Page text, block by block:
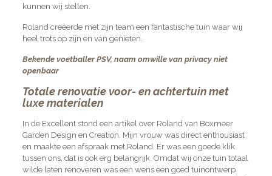
kunnen wij stellen.
Roland creëerde met zijn team een fantastische tuin waar wij
heel trots op zijn en van genieten.
Bekende voetballer PSV, naam omwille van privacy niet
openbaar
Totale renovatie voor- en achtertuin met
luxe materialen
In de Excellent stond een artikel over Roland van Boxmeer
Garden Design en Creation. Mijn vrouw was direct enthousiast
en maakte een afspraak met Roland. Er was een goede klik
tussen ons, dat is ook erg belangrijk. Omdat wij onze tuin totaal
wilde laten renoveren was een wens een goed tuinontwerp